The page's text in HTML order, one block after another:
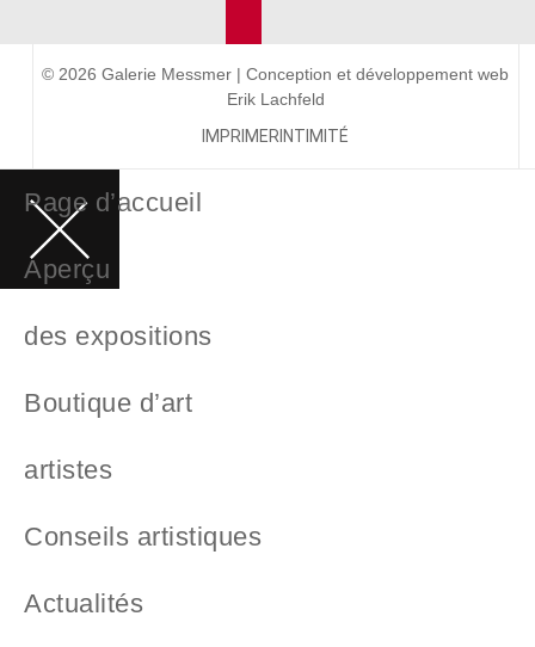
© 2026 Galerie Messmer | Conception et développement web
Erik Lachfeld
IMPRIMER INTIMITÉ
Page d’accueil
Aperçu
des expositions
Boutique d’art
artistes
Conseils artistiques
Actualités